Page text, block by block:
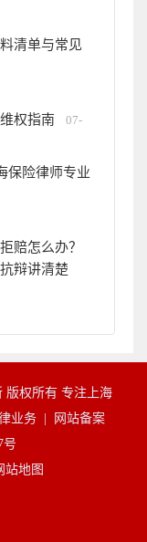
清单与常见
权指南
07-
保险律师专业
赔怎么办？
辩讲清楚
版权所有 专注上海
业务 |
网站备案
号
站地图